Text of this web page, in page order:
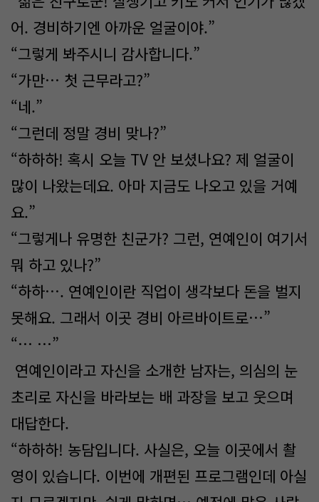
어. 경비하기엔 아까운 얼굴이야.”
“그렇게 봐주시니 감사합니다.”
“가만… 첫 근무라고?”
“네.”
“그런데 정말 경비 맞나?”
“하하하! 혹시 오늘 TV 안 보셨나요? 제 얼굴이
많이 나왔는데요. 아마 지금도 나오고 있을 거예
요.”
“그렇게나 유명한 친군가? 그런, 연예인이 여기서
뭐 하고 있나?”
“하하…. 연예인이란 직업이 생각보다 돈을 벌지
못해요. 그래서 이곳 경비 아르바이트로…”
“… …”
연예인이라고 자신을 소개한 남자는, 의심의 눈
초리로 자신을 바라보는 배 과장을 보고 웃으며
대답한다.
“하하하! 농담입니다. 사실은, 오늘 이곳에서 촬
영이 있습니다. 이번에 개편된 프로그램인데 아실